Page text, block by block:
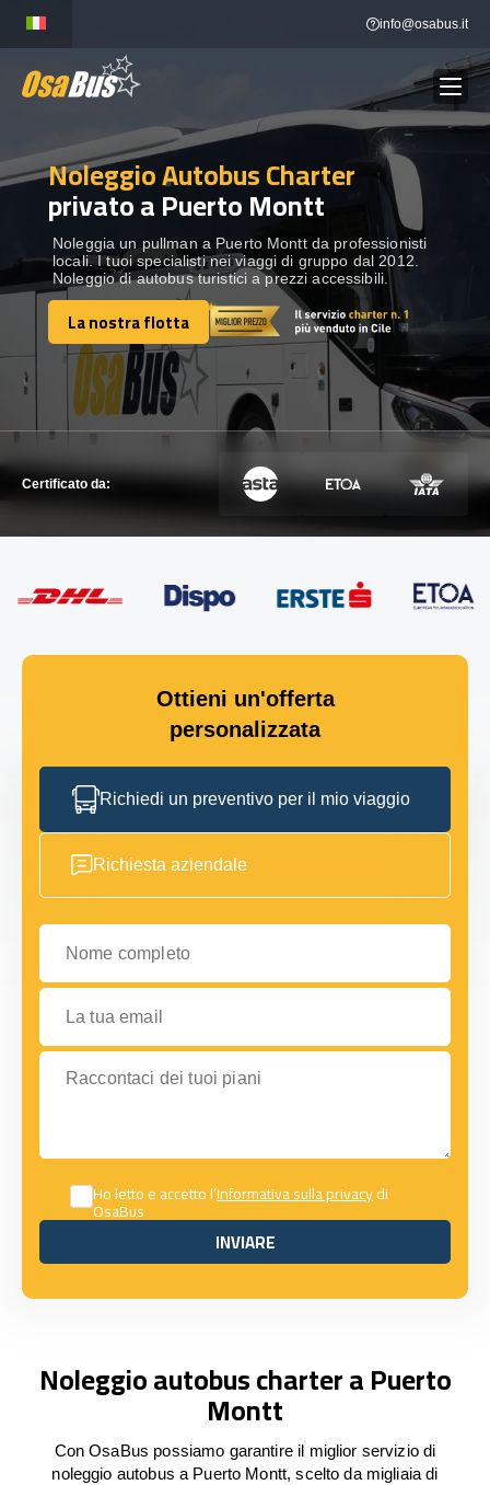
content
info@osabus.it
NOLEGGIO AUTOBUS Show dropdown
DESTINAZIONI Show dropdown
FLOTTA
METTITI IN CONTATTO
METTITI IN CONTATTO
Noleggio Autobus Charter
privato a Puerto Montt
Noleggia un pullman a Puerto Montt da professionisti
locali. I tuoi specialisti nei viaggi di gruppo dal 2012.
Noleggio di autobus turistici a prezzi accessibili.
La nostra flotta
La nostra flotta
Certificato da:
Ottieni un'offerta
personalizzata
Richiedi un preventivo per il mio viaggio
Richiesta aziendale
Nome completo
La tua email
Raccontaci dei tuoi piani
Ho letto e accetto l’Informativa sulla privacydi
OsaBus
INVIARE
INVIARE
Noleggio autobus charter a Puerto
Montt
Con OsaBus possiamo garantire il miglior servizio di
noleggio autobus a Puerto Montt, scelto da migliaia di